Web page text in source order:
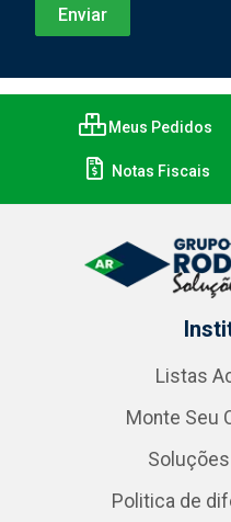
Meus Pedidos
Notas Fiscais
Listas
Monte Seu
Politica de